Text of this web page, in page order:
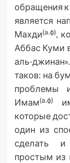
обращения
является
Махди(а.ф),
Аббас Куми
аль-
таков: на
проблемы
Имам(а.ф)
которые
один из
сделать
простым из